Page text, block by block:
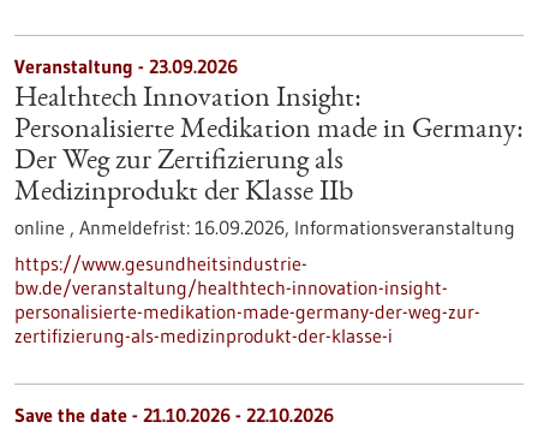
Veranstaltung - 23.09.2026
Healthtech Innovation Insight:
Personalisierte Medikation made in Germany:
Der Weg zur Zertifizierung als
Medizinprodukt der Klasse IIb
online , Anmeldefrist: 16.09.2026, Informationsveranstaltung
https://www.gesundheitsindustrie-
bw.de/veranstaltung/healthtech-innovation-insight-
personalisierte-medikation-made-germany-der-weg-zur-
zertifizierung-als-medizinprodukt-der-klasse-i
Save the date - 21.10.2026 - 22.10.2026